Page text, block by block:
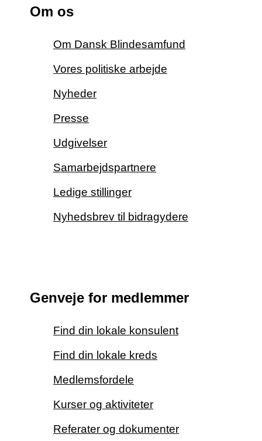
Om os
Om Dansk Blindesamfund
Vores politiske arbejde
Nyheder
Presse
Udgivelser
Samarbejdspartnere
Ledige stillinger
Nyhedsbrev til bidragydere
Genveje for medlemmer
Find din lokale konsulent
Find din lokale kreds
Medlemsfordele
Kurser og aktiviteter
Referater og dokumenter